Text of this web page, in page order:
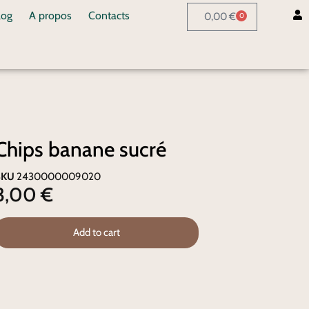
A propos Contacts 0,00€ 0
banane sucré
2430000009020
€
Add to cart